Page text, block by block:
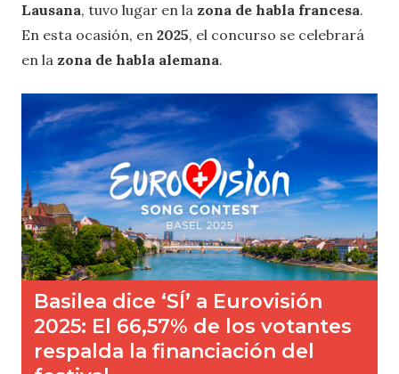
Lausana, tuvo lugar en la zona de habla francesa.
En esta ocasión, en 2025, el concurso se celebrará
en la zona de habla alemana.